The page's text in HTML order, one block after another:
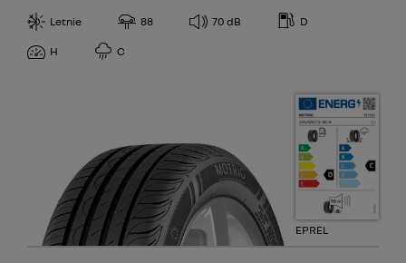
Letnie 88 70 dB D
H C
EPREL